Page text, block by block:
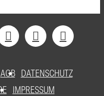
AGB DATENSCHUTZ
IMPRESSUM